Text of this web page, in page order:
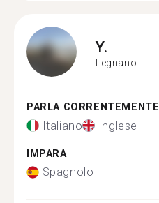
Y.
Legnano
PARLA CORRENTEMENTE
Italiano Inglese
IMPARA
Spagnolo